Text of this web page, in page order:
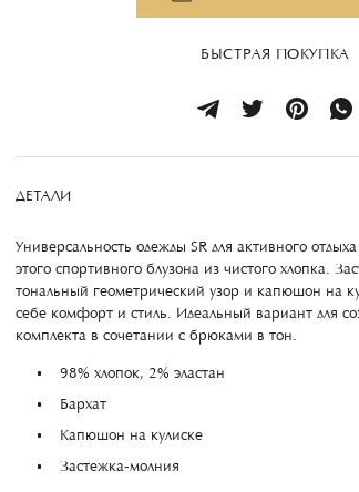
БЫСТРАЯ ПОКУПКА
ДЕТАЛИ
Универсальность одежды SR для активного
этого спортивного блузона из чистого хлопка.
тональный геометрический узор и капюшон на
себе комфорт и стиль. Идеальный вариант для
комплекта в сочетании с брюками в тон.
98% хлопок, 2% эластан
Бархат
Капюшон на кулиске
Застежка-молния